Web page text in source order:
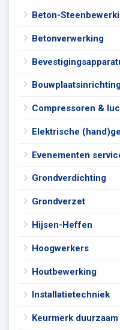
Beton-
Betonverwerking
Compressoren &
Elektrische
Evenementen
Grondverdichting
Grondverzet
Hijsen-Heffen
Hoogwerkers
Houtbewerking
Installatietechniek
Keurmerk